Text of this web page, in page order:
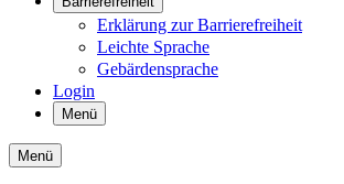
Erklärung zur Barrierefreiheit
Leichte Sprache
Gebärdensprache
Login
Menü
Menü